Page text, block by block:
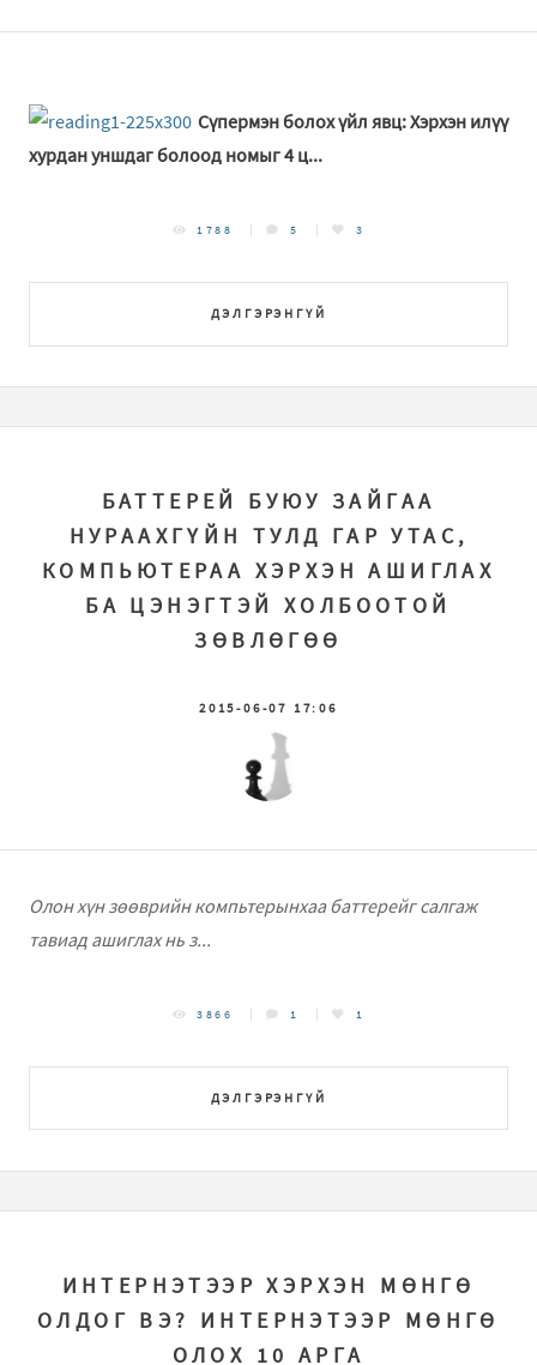
Сүпермэн болох үйл явц: Хэрхэн илүү
хурдан уншдаг болоод номыг 4 ц...
ДЭЛГЭРЭНГҮЙ
1788 5 3
БАТТЕРЕЙ БУЮУ ЗАЙГАА
НУРААХГҮЙН ТУЛД ГАР УТАС,
КОМПЬЮТЕРАА ХЭРХЭН АШИГЛАХ
БА ЦЭНЭГТЭЙ ХОЛБООТОЙ
ЗӨВЛӨГӨӨ
2015-06-07 17:06
Олон хүн зөөврийн компьтерынхаа баттерейг салгаж
тавиад ашиглах нь з...
ДЭЛГЭРЭНГҮЙ
3866 1 1
ИНТЕРНЭТЭЭР ХЭРХЭН МӨНГӨ
ОЛДОГ ВЭ? ИНТЕРНЭТЭЭР МӨНГӨ
ОЛОХ 10 АРГА